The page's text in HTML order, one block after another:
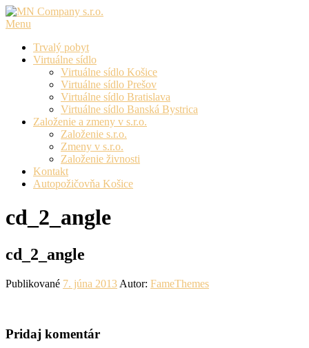
Prejsť
na
Menu
Trvalý pobyt
Virtuálne sídlo
Virtuálne sídlo Košice
Virtuálne sídlo Prešov
Virtuálne sídlo Bratislava
Virtuálne sídlo Banská Bystrica
Založenie a zmeny v s.r.o.
Založenie s.r.o.
Zmeny v s.r.o.
Založenie živnosti
Kontakt
Autopožičovňa Košice
cd_2_angle
cd_2_angle
Publikované 7. júna 2013 Autor: FameThemes
Pridaj komentár